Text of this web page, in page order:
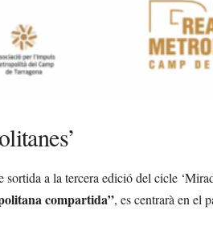
a la tercera edició del cicle
compartida”, es centrarà en el